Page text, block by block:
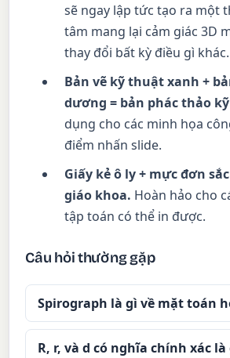
sẽ ngay lập tức tạo ra một
tâm mang lại cảm giác 3D
thay đổi bất kỳ điều gì khác.
Bản vẽ kỹ thuật xanh +
dương = bản phác thảo
dụng cho các minh họa
điểm nhấn slide.
Giấy kẻ ô ly + mực đơn
giáo khoa. Hoàn hảo cho
tập toán có thể in được.
Câu hỏi thường gặp
Spirograph là gì về mặt toán
R, r, và d có nghĩa chính xác là